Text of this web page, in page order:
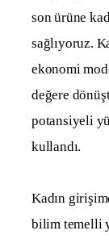
son ürüne
sağlıyoruz.
ekonomi
değere
potansiyeli
kullandı.
Kadın
bilim temelli